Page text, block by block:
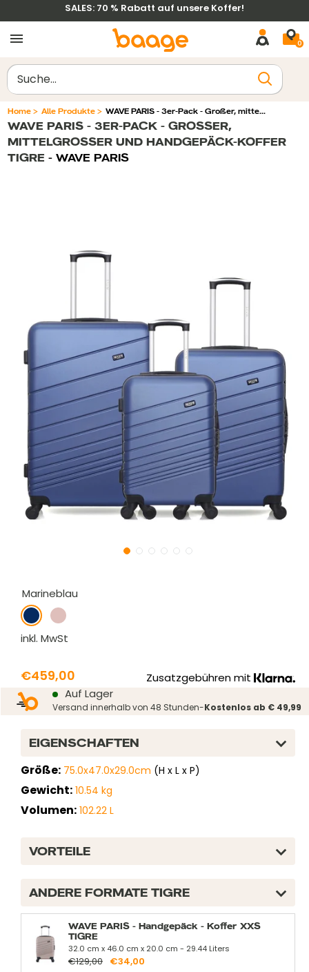
Inhalt
SALES: 70 % Rabatt auf unsere Koffer!
0
Löschen
Filtrer par Trier par
Home > Alle Produkte > WAVE PARIS - 3er-Pack - Großer, mitte...
WAVE PARIS - 3ER-PACK - GROSSER, M
ITTELGROSSER UND HANDGEPÄCK-KOFFER TI
GRE
- WAVE PARIS
Marineblau
MarineblauRoségold
inkl. MwSt
Zusatzgebühren mit
Prix
réduit
€459,00
normal
Auf Lager
Versand innerhalb von 48 Stunden-Kostenlos ab € 49,99
EIGENSCHAFTEN
Größe: 75.0x47.0x29.0cm (H x L x P)
Gewicht: 10.54 kg
Volumen: 102.22 L
VORTEILE
ANDERE FORMATE TIGRE
WAVE PARIS - Handgepäck - Koffer XXS
TIGRE
32.0 cm x 46.0 cm x 20.0 cm - 29.44 Liters
€129,00 €34,00